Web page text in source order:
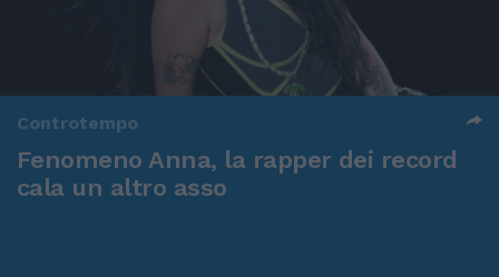
Controtempo
Fenomeno Anna, la rapper dei record
cala un altro asso